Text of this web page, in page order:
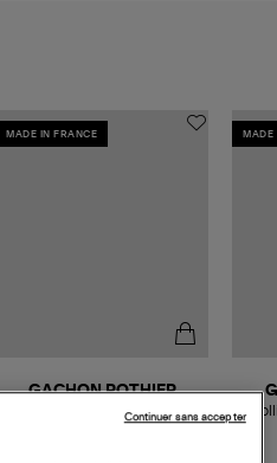
MADE IN FRANCE
GACHON POTHIER
Collier Chergui Turquoise
MADE
Continuer sans accepter